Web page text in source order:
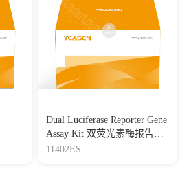
Dual Luciferase Reporter Gene
Assay Kit 双荧光素酶报告基
因检测试剂盒
11402ES